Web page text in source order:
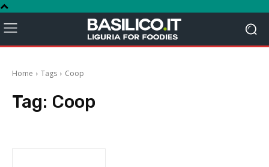
Home Tags Coop
Tag: Coop